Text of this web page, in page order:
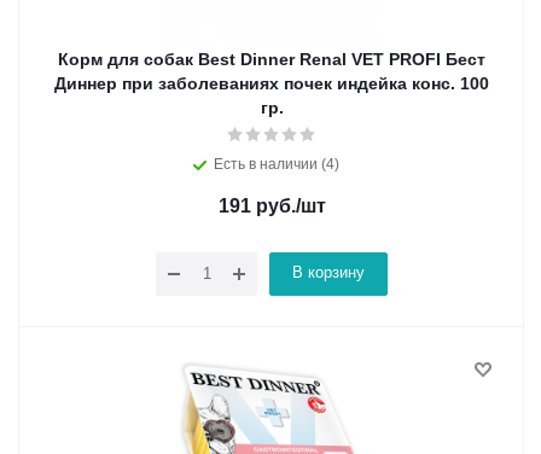
Корм для собак Best Dinner Renal VET PROFI Бест
Диннер при заболеваниях почек индейка конс. 100
гр.
Есть в наличии (4)
191руб./шт
В корзину